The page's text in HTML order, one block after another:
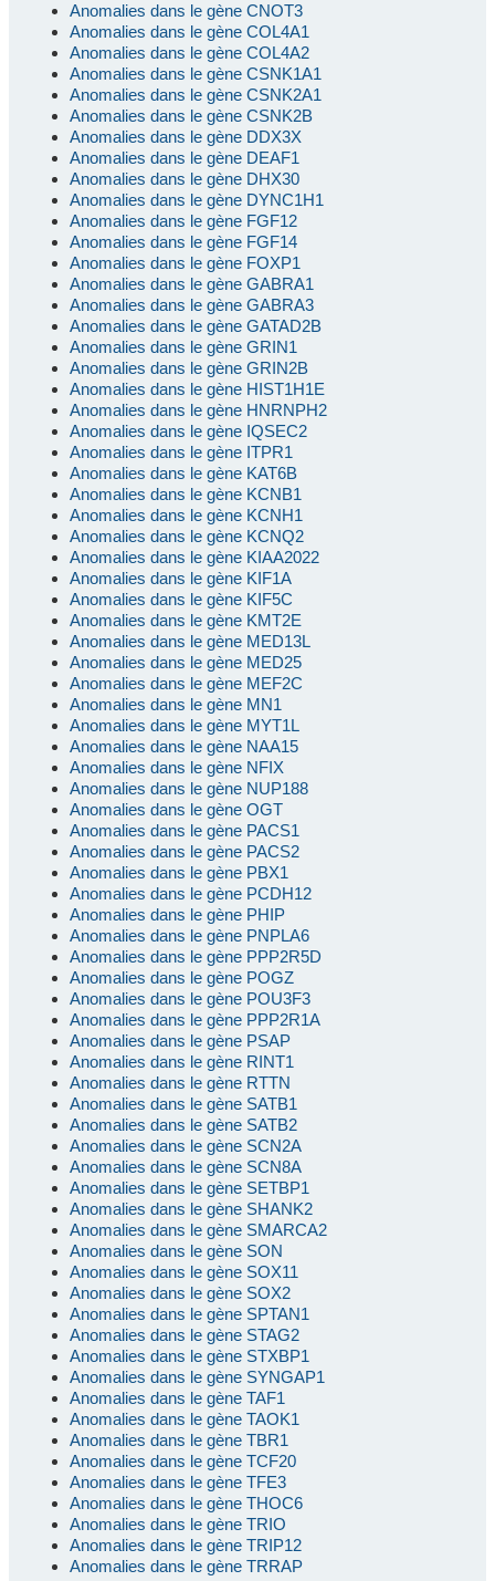
Anomalies dans le gène CNOT3
Anomalies dans le gène COL4A1
Anomalies dans le gène COL4A2
Anomalies dans le gène CSNK1A1
Anomalies dans le gène CSNK2A1
Anomalies dans le gène CSNK2B
Anomalies dans le gène DDX3X
Anomalies dans le gène DEAF1
Anomalies dans le gène DHX30
Anomalies dans le gène DYNC1H1
Anomalies dans le gène FGF12
Anomalies dans le gène FGF14
Anomalies dans le gène FOXP1
Anomalies dans le gène GABRA1
Anomalies dans le gène GABRA3
Anomalies dans le gène GATAD2B
Anomalies dans le gène GRIN1
Anomalies dans le gène GRIN2B
Anomalies dans le gène HIST1H1E
Anomalies dans le gène HNRNPH2
Anomalies dans le gène IQSEC2
Anomalies dans le gène ITPR1
Anomalies dans le gène KAT6B
Anomalies dans le gène KCNB1
Anomalies dans le gène KCNH1
Anomalies dans le gène KCNQ2
Anomalies dans le gène KIAA2022
Anomalies dans le gène KIF1A
Anomalies dans le gène KIF5C
Anomalies dans le gène KMT2E
Anomalies dans le gène MED13L
Anomalies dans le gène MED25
Anomalies dans le gène MEF2C
Anomalies dans le gène MN1
Anomalies dans le gène MYT1L
Anomalies dans le gène NAA15
Anomalies dans le gène NFIX
Anomalies dans le gène NUP188
Anomalies dans le gène OGT
Anomalies dans le gène PACS1
Anomalies dans le gène PACS2
Anomalies dans le gène PBX1
Anomalies dans le gène PCDH12
Anomalies dans le gène PHIP
Anomalies dans le gène PNPLA6
Anomalies dans le gène PPP2R5D
Anomalies dans le gène POGZ
Anomalies dans le gène POU3F3
Anomalies dans le gène PPP2R1A
Anomalies dans le gène PSAP
Anomalies dans le gène RINT1
Anomalies dans le gène RTTN
Anomalies dans le gène SATB1
Anomalies dans le gène SATB2
Anomalies dans le gène SCN2A
Anomalies dans le gène SCN8A
Anomalies dans le gène SETBP1
Anomalies dans le gène SHANK2
Anomalies dans le gène SMARCA2
Anomalies dans le gène SON
Anomalies dans le gène SOX11
Anomalies dans le gène SOX2
Anomalies dans le gène SPTAN1
Anomalies dans le gène STAG2
Anomalies dans le gène STXBP1
Anomalies dans le gène SYNGAP1
Anomalies dans le gène TAF1
Anomalies dans le gène TAOK1
Anomalies dans le gène TBR1
Anomalies dans le gène TCF20
Anomalies dans le gène TFE3
Anomalies dans le gène THOC6
Anomalies dans le gène TRIO
Anomalies dans le gène TRIP12
Anomalies dans le gène TRRAP